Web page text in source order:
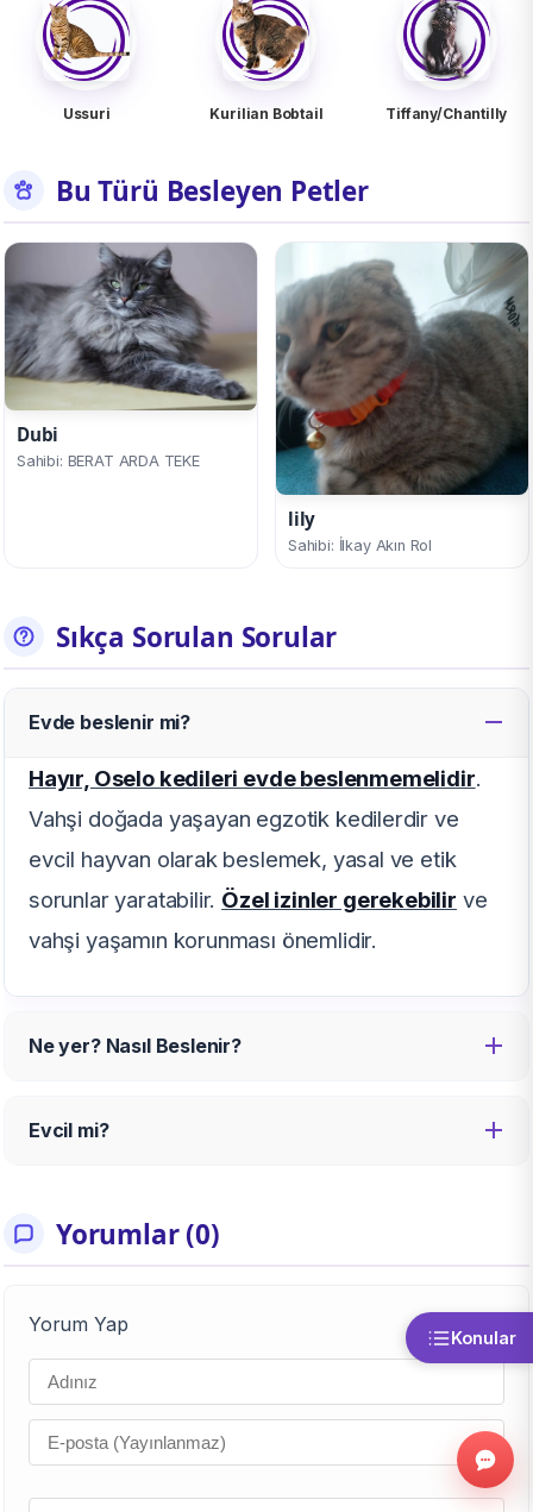
Ussuri Kurilian Bobtail Tiffany/Chantilly
Bu Türü Besleyen Petler
Dubi
Sahibi: BERAT ARDA TEKE
lily
Sahibi: İlkay Akın Rol
Sıkça Sorulan Sorular
Evde beslenir mi?
Hayır, Oselo kedileri evde beslenmemelidir.
Vahşi doğada yaşayan egzotik kedilerdir ve
evcil hayvan olarak beslemek, yasal ve etik
sorunlar yaratabilir. Özel izinler gerekebilir ve
vahşi yaşamın korunması önemlidir.
Ne yer? Nasıl Beslenir?
Evcil mi?
Yorumlar (0)
Yorum Yap
Konular